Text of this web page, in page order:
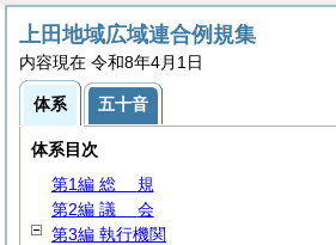
上田地域広域連合例規集
内容現在 令和8年4月1日
体系 五十音
体系目次
第1編 総 規
第2編 議 会
第3編 執行機関